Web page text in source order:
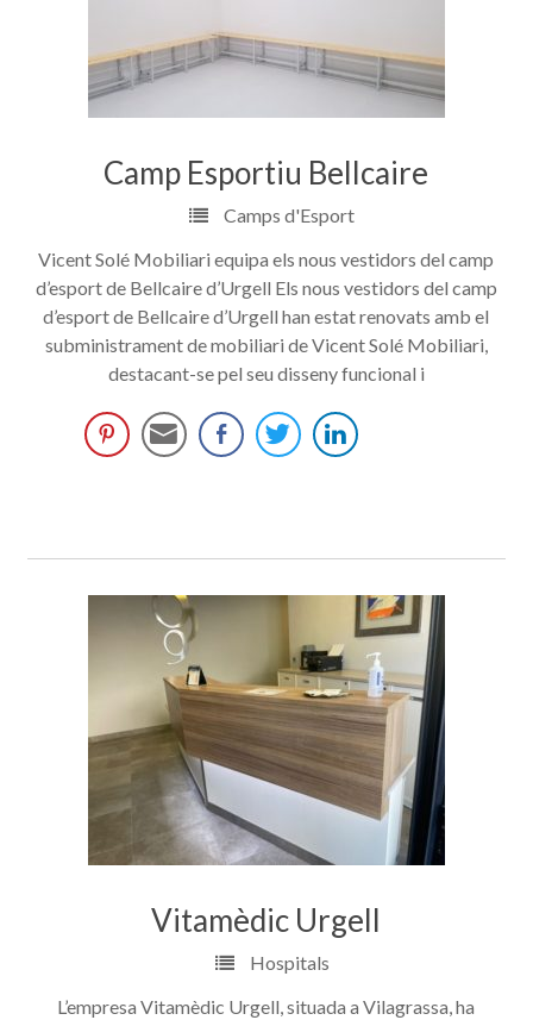
Camp Esportiu Bellcaire
Camps d'Esport
Vicent Solé Mobiliari equipa els nous vestidors del camp
d’esport de Bellcaire d’Urgell Els nous vestidors del camp
d’esport de Bellcaire d’Urgell han estat renovats amb el
subministrament de mobiliari de Vicent Solé Mobiliari,
destacant-se pel seu disseny funcional i
Vitamèdic Urgell
Hospitals
L’empresa Vitamèdic Urgell, situada a Vilagrassa, ha